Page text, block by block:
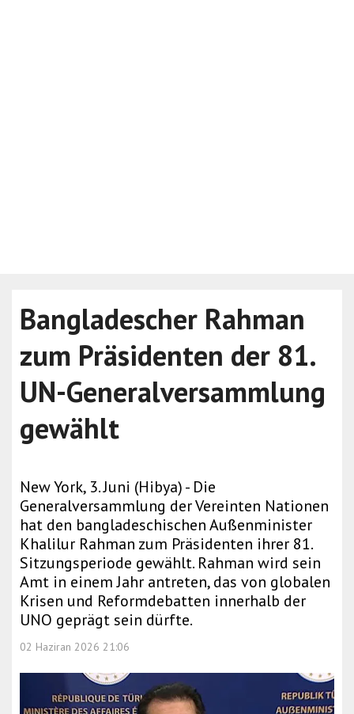
Bangladescher Rahman
zum Präsidenten der 81.
UN-Generalversammlung
gewählt
New York, 3. Juni (Hibya) - Die
Generalversammlung der Vereinten Nationen
hat den bangladeschischen Außenminister
Khalilur Rahman zum Präsidenten ihrer 81.
Sitzungsperiode gewählt. Rahman wird sein
Amt in einem Jahr antreten, das von globalen
Krisen und Reformdebatten innerhalb der
UNO geprägt sein dürfte.
02 Haziran 2026 21:06